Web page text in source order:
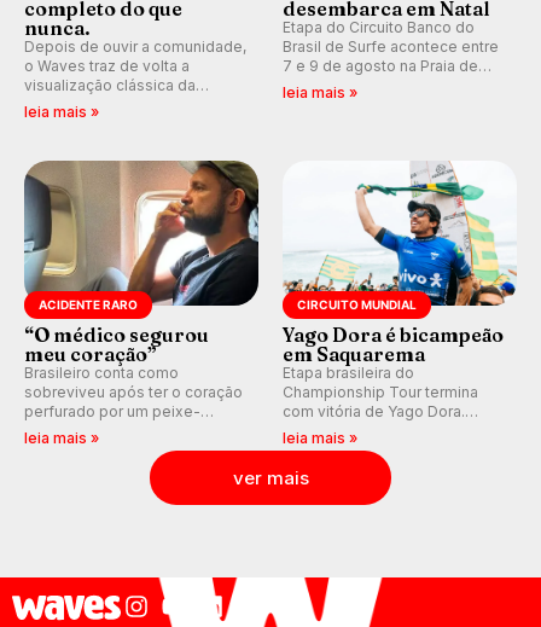
completo do que
nunca.
Depois de ouvir a comunidade,
o Waves traz de volta a
visualização clássica da
previsão de águas rasas,
agora integrada à nova
ondas para até 16 dias.
leia mais »
desembarca em Natal
Etapa do Circuito Banco do
Brasil de Surfe acontece entre
7 e 9 de agosto na Praia de
Miami (RN), em disputas
válidas pelo Qualifying Series
leia mais »
ACIDENTE RARO
“O médico segurou
meu coração”
Brasileiro conta como
sobreviveu após ter o coração
perfurado por um peixe-
agulha enquanto surfava na
Costa Rica.
leia mais »
CIRCUITO MUNDIAL
Yago Dora é bicampeão
em Saquarema
Etapa brasileira do
Championship Tour termina
com vitória de Yago Dora.
Sawyer Lindblad vence entre
as mulheres e Leonardo
Fioravanti assume liderança do
ranking mundial da WSL, na
etapa de Saquarema.
leia mais »
ver mais